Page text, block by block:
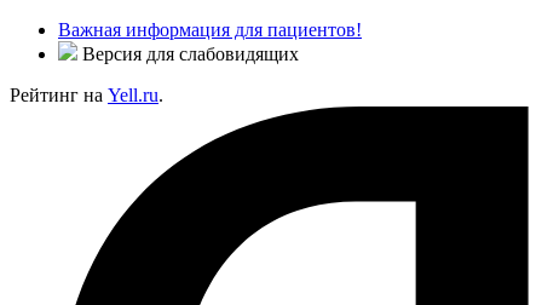
Важная информация для пациентов!
Версия для слабовидящих
Рейтинг на Yell.ru.